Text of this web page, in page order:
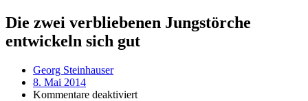
Die zwei verbliebenen Jungstörche
entwickeln sich gut
Georg Steinhauser
8. Mai 2014
Kommentare deaktiviertfür